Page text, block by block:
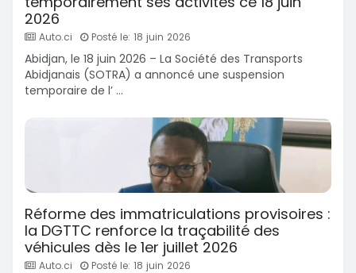
2026
Auto.ci Posté le: 18 juin 2026
Abidjan, le 18 juin 2026 – La Société des Transports
Abidjanais (SOTRA) a annoncé une suspension
temporaire de l’ ...
Réforme des immatriculations provisoires :
la DGTTC renforce la traçabilité des
véhicules dès le 1er juillet 2026
Auto.ci Posté le: 18 juin 2026